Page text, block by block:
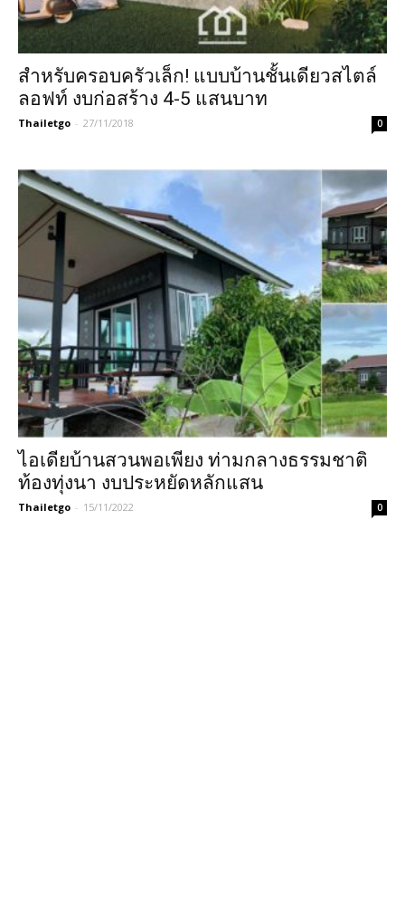
สำหรับครอบครัวเล็ก! แบบบ้านชั้นเดียวสไตล์
ลอฟท์ งบก่อสร้าง 4-5 แสนบาท
Thailetgo - 27/11/2018 0
ไอเดียบ้านสวนพอเพียง ท่ามกลางธรรมชาติ
ท้องทุ่งนา งบประหยัดหลักแสน
Thailetgo - 15/11/2022 0